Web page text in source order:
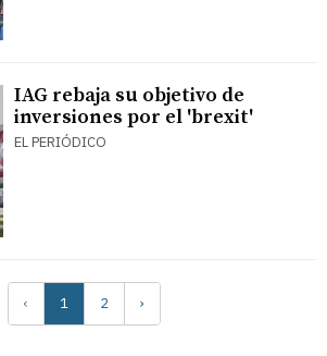
IAG rebaja su objetivo de
inversiones por el 'brexit'
EL PERIÓDICO
‹ 1 2 ›